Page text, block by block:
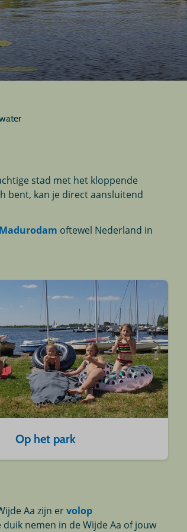
stad met het kloppende
bent, kan je direct aansluitend
Madurodam oftewel Nederland in
Op het park
Aa zijn ervolop
nemen in de Wijde Aa of jouw